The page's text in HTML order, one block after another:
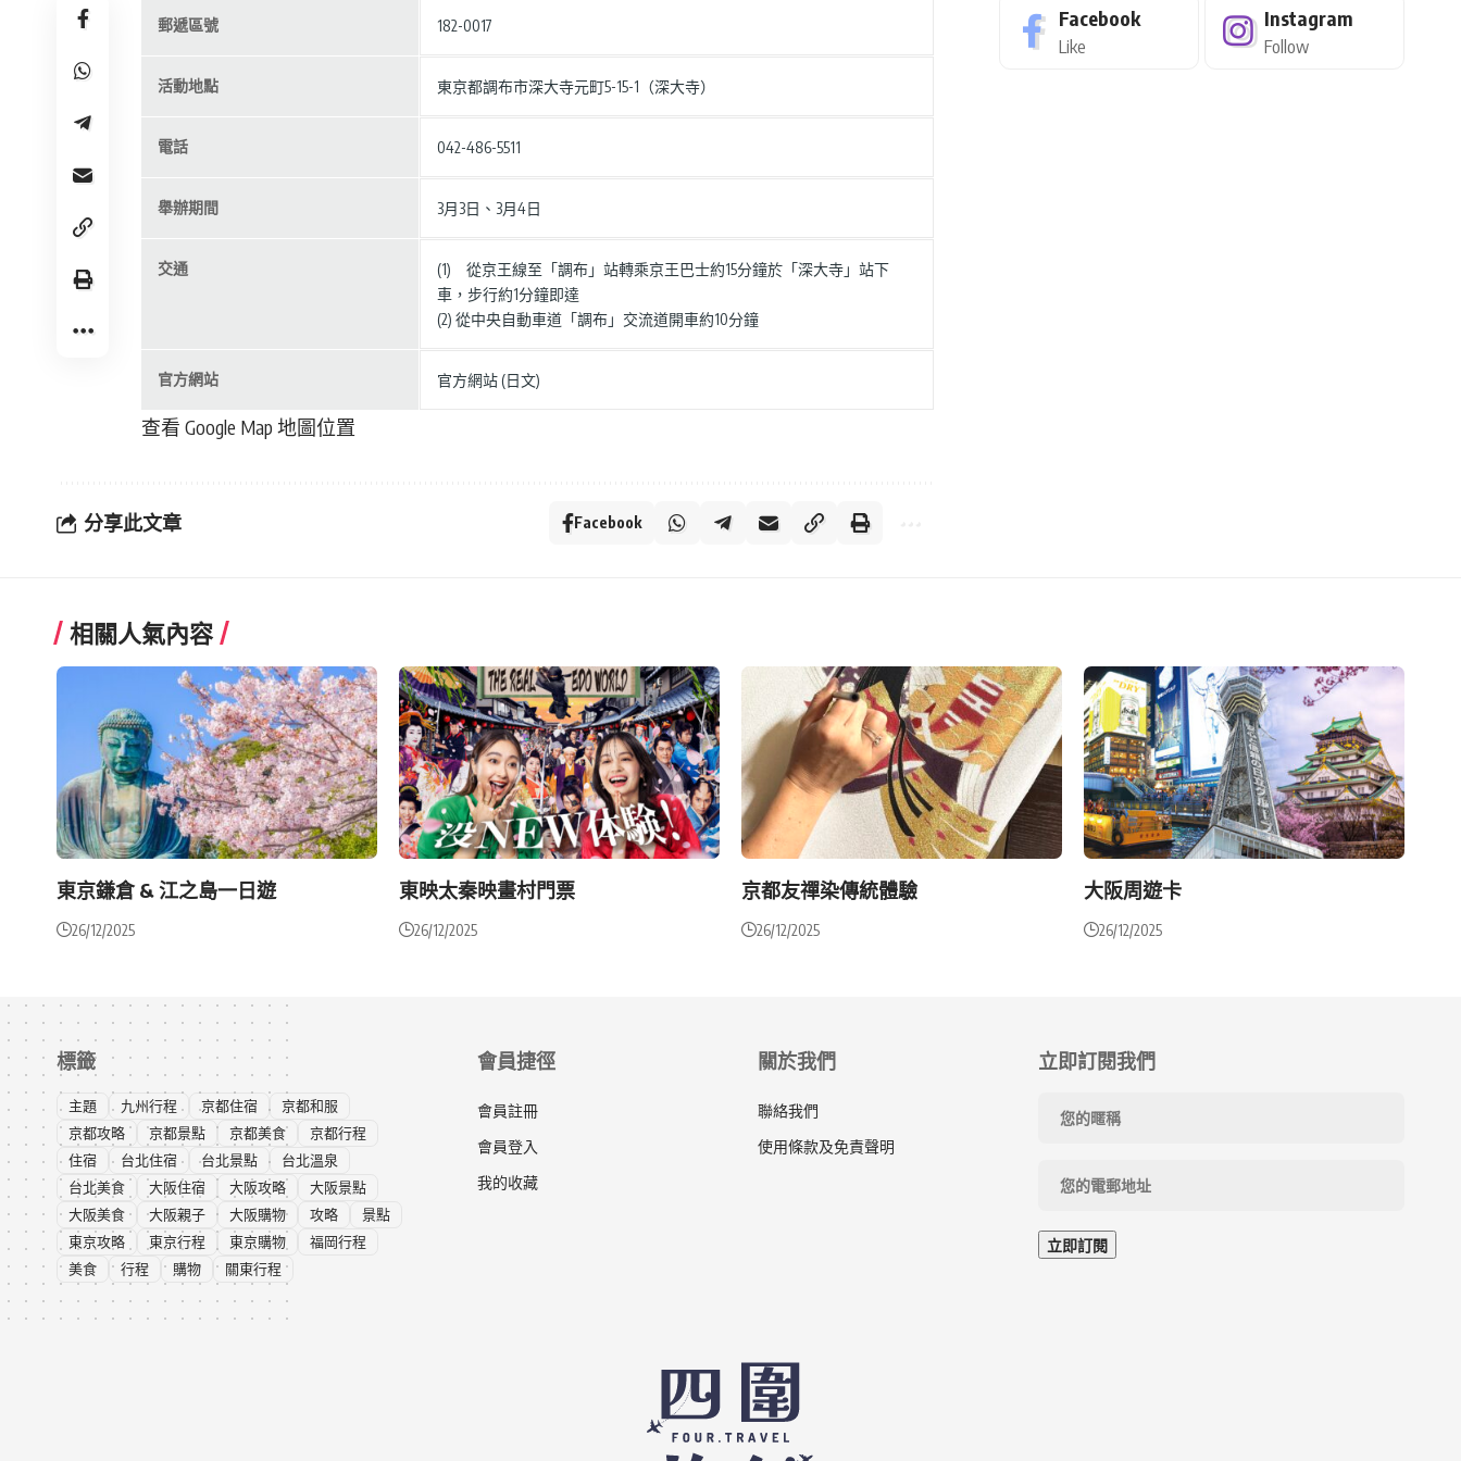
郵遞區號 182-0017
活動地點 東京都調布市深大寺元町5-15-1（深大寺）
電話 042-486-5511
舉辦期間 3月3日、3月4日
交通
(1) 從京王線至「調布」站轉乘京王巴士約15分鐘於「深大寺」站下
車，步行約1分鐘即達
(2) 從中央自動車道「調布」交流道開車約10分鐘
官方網站 官方網站 (日文)
查看 Google Map 地圖位置
分享此文章 Facebook
Facebook
Like
Instagram
Follow
相關人氣內容
東京鎌倉 & 江之島一日遊
26/12/2025
東映太秦映畫村門票
26/12/2025
京都友禪染傳統體驗
26/12/2025
大阪周遊卡
26/12/2025
標籤
主題 九州行程 京都住宿
京都和服
京都攻略
京都景點 京都美食
京都行程
住宿
台北住宿 台北景點
台北溫泉
台北美食
大阪住宿 大阪攻略
大阪景點
大阪美食
大阪親子 大阪購物 攻略
景點
東京攻略
東京行程 東京購物
福岡行程
美食
行程 購物 關東行程
會員捷徑
會員註冊
會員登入
我的收藏
關於我們
聯絡我們
使用條款及免責聲明
立即訂閱我們